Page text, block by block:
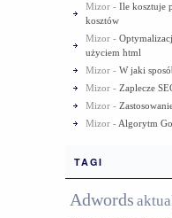
Mizor - Ile kosztuje
kosztów
Mizor -
użyciem html
Mizor - W jaki
Mizor - Zaplecze
Mizor -
Mizor - Algorytm
TAGI
Adwords